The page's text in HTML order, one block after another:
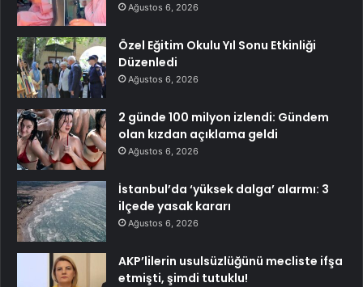
Ağustos 6, 2026
Özel Eğitim Okulu Yıl Sonu Etkinliği
Düzenledi
Ağustos 6, 2026
2 günde 100 milyon izlendi: Gündem
olan kızdan açıklama geldi
Ağustos 6, 2026
İstanbul’da ‘yüksek dalga’ alarmı: 3
ilçede yasak kararı
Ağustos 6, 2026
AKP’lilerin usulsüzlüğünü mecliste ifşa
etmişti, şimdi tutuklu!